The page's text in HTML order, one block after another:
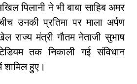
पिलानी ने भी बाबा साहिब अमर
उनकी प्रतिमा पर माला अर्पण
राज्य मंत्री गौतम नेताजी सुभाष
तक निकाली गई संविधान
शामिल हुए।